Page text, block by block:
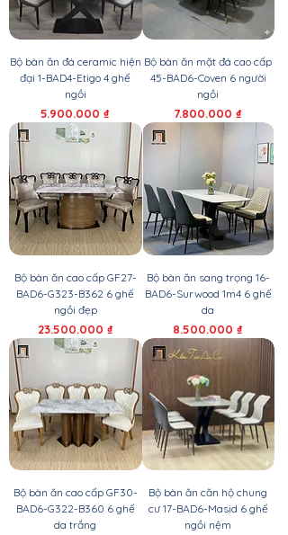
Bộ bàn ăn đá ceramic hiện
đại 1-BAD4-Etigo 4 ghế
ngồi
Giá
5.900.000 ₫
Bộ bàn ăn mặt đá cao cấp
45-BAD6-Coven 6 người
ngồi
Giá
7.800.000 ₫
Bộ bàn ăn cao cấp GF27-
BAD6-G323-B362 6 ghế
ngồi đẹp
Giá
23.500.000 ₫
Bộ bàn ăn sang trọng 16-
BAD6-Surwood 1m4 6 ghế
da
Giá
8.500.000 ₫
Bộ bàn ăn cao cấp GF30-
BAD6-G322-B360 6 ghế
da trắng
Bộ bàn ăn căn hộ chung
cư 17-BAD6-Masid 6 ghế
ngồi nệm